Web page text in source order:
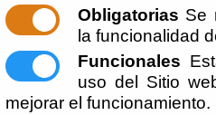
Obligatorias Se
la funcionalidad
Funcionales
uso del Sitio
mejorar el funcionamiento.
Usted se encuentra aquí:Inicio // Tablón
RESOLUCIÓN AMPLIACIÓN